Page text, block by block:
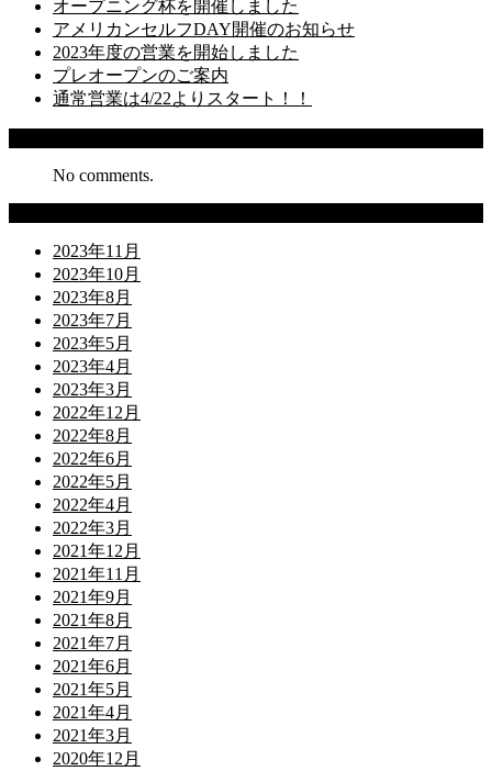
オープニング杯を開催しました
アメリカンセルフDAY開催のお知らせ
2023年度の営業を開始しました
プレオープンのご案内
通常営業は4/22よりスタート！！
No comments.
2023年11月
2023年10月
2023年8月
2023年7月
2023年5月
2023年4月
2023年3月
2022年12月
2022年8月
2022年6月
2022年5月
2022年4月
2022年3月
2021年12月
2021年11月
2021年9月
2021年8月
2021年7月
2021年6月
2021年5月
2021年4月
2021年3月
2020年12月